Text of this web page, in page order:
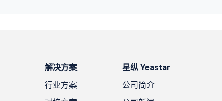
解决方案
行业方案
星纵 Yeastar
公司简介